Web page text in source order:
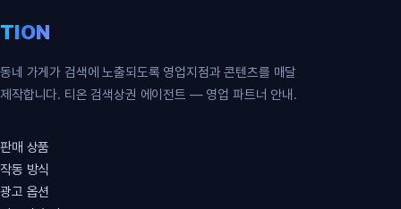
TION
동네 가게가 검색에 노출되도록 영업지점과 콘텐츠를 매달
제작합니다. 티온 검색상권 에이전트 — 영업 파트너 안내.
판매 상품
작동 방식
광고 옵션